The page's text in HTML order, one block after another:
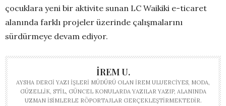
çocuklara yeni bir aktivite sunan LC Waikiki e-ticaret
alanında farklı projeler üzerinde çalışmalarını
sürdürmeye devam ediyor.
İREM U.
AYSHA DERGI YAZI İŞLERI MÜDÜRÜ OLAN İREM ULUERCIYES, MODA,
GÜZELLIK, STIL, GÜNCEL KONULARDA YAZILAR YAZIP, ALANINDA
UZMAN ISIMLERLE RÖPORTAJLAR GERÇEKLEŞTIRMEKTEDIR.